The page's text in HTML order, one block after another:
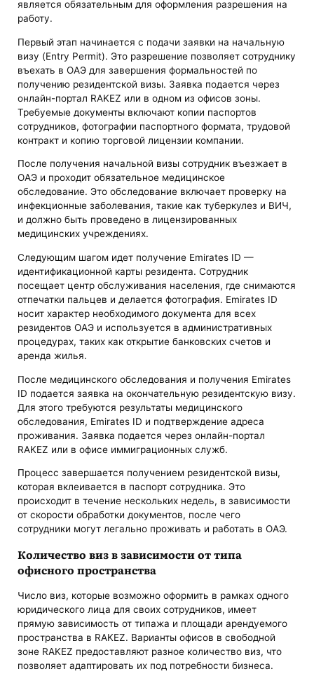
является обязательным для оформления разрешения на
работу.
Первый этап начинается с подачи заявки на начальную
визу (Entry Permit). Это разрешение позволяет сотруднику
въехать в ОАЭ для завершения формальностей по
получению резидентской визы. Заявка подается через
онлайн-портал RAKEZ или в одном из офисов зоны.
Требуемые документы включают копии паспортов
сотрудников, фотографии паспортного формата, трудовой
контракт и копию торговой лицензии компании.
После получения начальной визы сотрудник въезжает в
ОАЭ и проходит обязательное медицинское
обследование. Это обследование включает проверку на
инфекционные заболевания, такие как туберкулез и ВИЧ,
и должно быть проведено в лицензированных
медицинских учреждениях.
Следующим шагом идет получение Emirates ID —
идентификационной карты резидента. Сотрудник
посещает центр обслуживания населения, где снимаются
отпечатки пальцев и делается фотография. Emirates ID
носит характер необходимого документа для всех
резидентов ОАЭ и используется в административных
процедурах, таких как открытие банковских счетов и
аренда жилья.
После медицинского обследования и получения Emirates
ID подается заявка на окончательную резидентскую визу.
Для этого требуются результаты медицинского
обследования, Emirates ID и подтверждение адреса
проживания. Заявка подается через онлайн-портал
RAKEZ или в офисе иммиграционных служб.
Процесс завершается получением резидентской визы,
которая вклеивается в паспорт сотрудника. Это
происходит в течение нескольких недель, в зависимости
от скорости обработки документов, после чего
сотрудники могут легально проживать и работать в ОАЭ.
Количество виз в зависимости от типа
офисного пространства
Число виз, которые возможно оформить в рамках одного
юридического лица для своих сотрудников, имеет
прямую зависимость от типажа и площади арендуемого
пространства в RAKEZ. Варианты офисов в свободной
зоне RAKEZ предоставляют разное количество виз, что
позволяет адаптировать их под потребности бизнеса.